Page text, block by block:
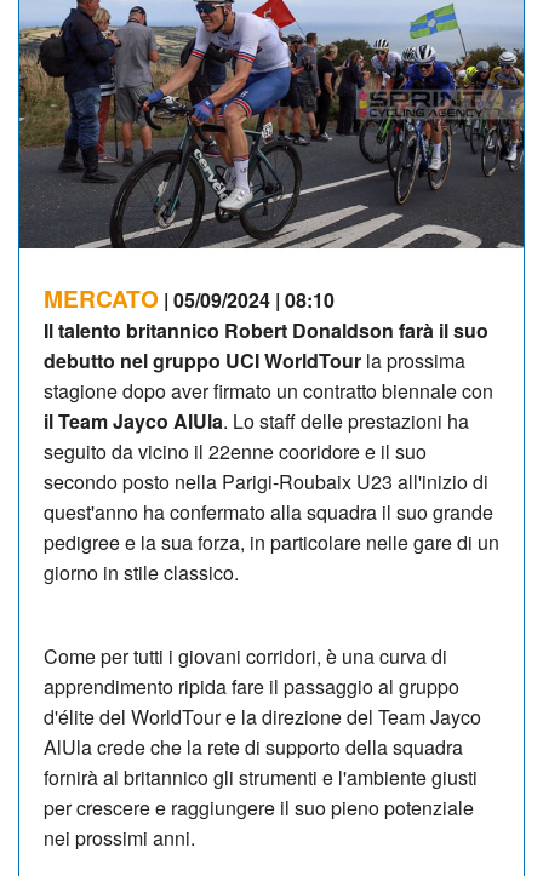
NEWSLETTER
MERCATO | 05/09/2024 | 08:10
Il talento britannico Robert Donaldson farà il suo
debutto nel gruppo UCI WorldTour la prossima
stagione dopo aver firmato un contratto biennale con
il Team Jayco AlUla. Lo staff delle prestazioni ha
seguito da vicino il 22enne cooridore e il suo
secondo posto nella Parigi-Roubaix U23 all'inizio di
quest'anno ha confermato alla squadra il suo grande
pedigree e la sua forza, in particolare nelle gare di un
giorno in stile classico.
Come per tutti i giovani corridori, è una curva di
apprendimento ripida fare il passaggio al gruppo
d'élite del WorldTour e la direzione del Team Jayco
AlUla crede che la rete di supporto della squadra
fornirà al britannico gli strumenti e l'ambiente giusti
per crescere e raggiungere il suo pieno potenziale
nei prossimi anni.